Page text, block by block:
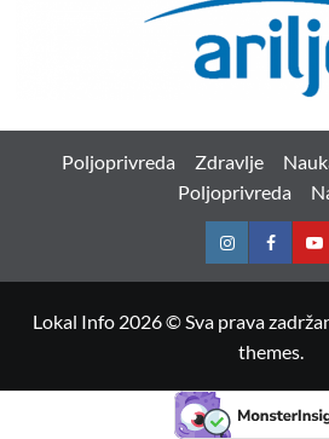
Poljoprivreda Zdravlje
Poljoprivreda
Instagram
Lokal Info 2026 © Sva prava
themes.